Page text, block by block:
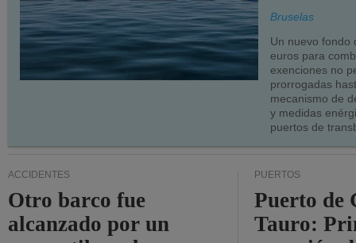
Bruselas
Un nuevo fondo
euros para
exenciones no
prorrogadas
mecanismo de
y medidas
puertos de
ACCIDENTES
Otro barco fue
alcanzado por un
PUERTOS
Puerto de
Tauro: